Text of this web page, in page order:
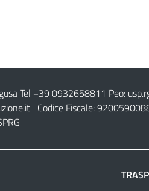
Tel +39 0932658811 Peo:
Codice Fiscale: